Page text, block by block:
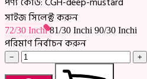
সাইজ সিলেক্ট করুন
72/30 Inchi81/30 Inchi 90/30 Inchi
পরিমাণ নির্বাচন করুন
− +